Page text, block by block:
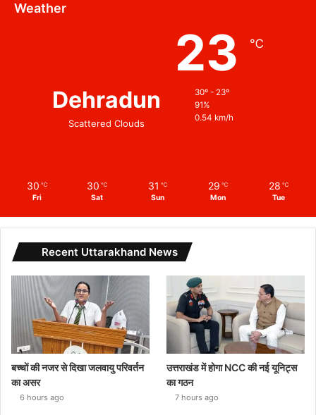
Weather
Dehradun
Scattered Clouds
23 ℃
30º - 23º
91%
0.54 km/h
30 ℃
Fri
30 ℃
Sat
31 ℃
Sun
29 ℃
Mon
28 ℃
Tue
Recent Uttarakhand News
बच्चों की नजर से दिखा जलवायु परिवर्तन
का असर
6 hours ago
उत्तराखंड में होगा NCC की नई यूनिट्स
का गठन
7 hours ago